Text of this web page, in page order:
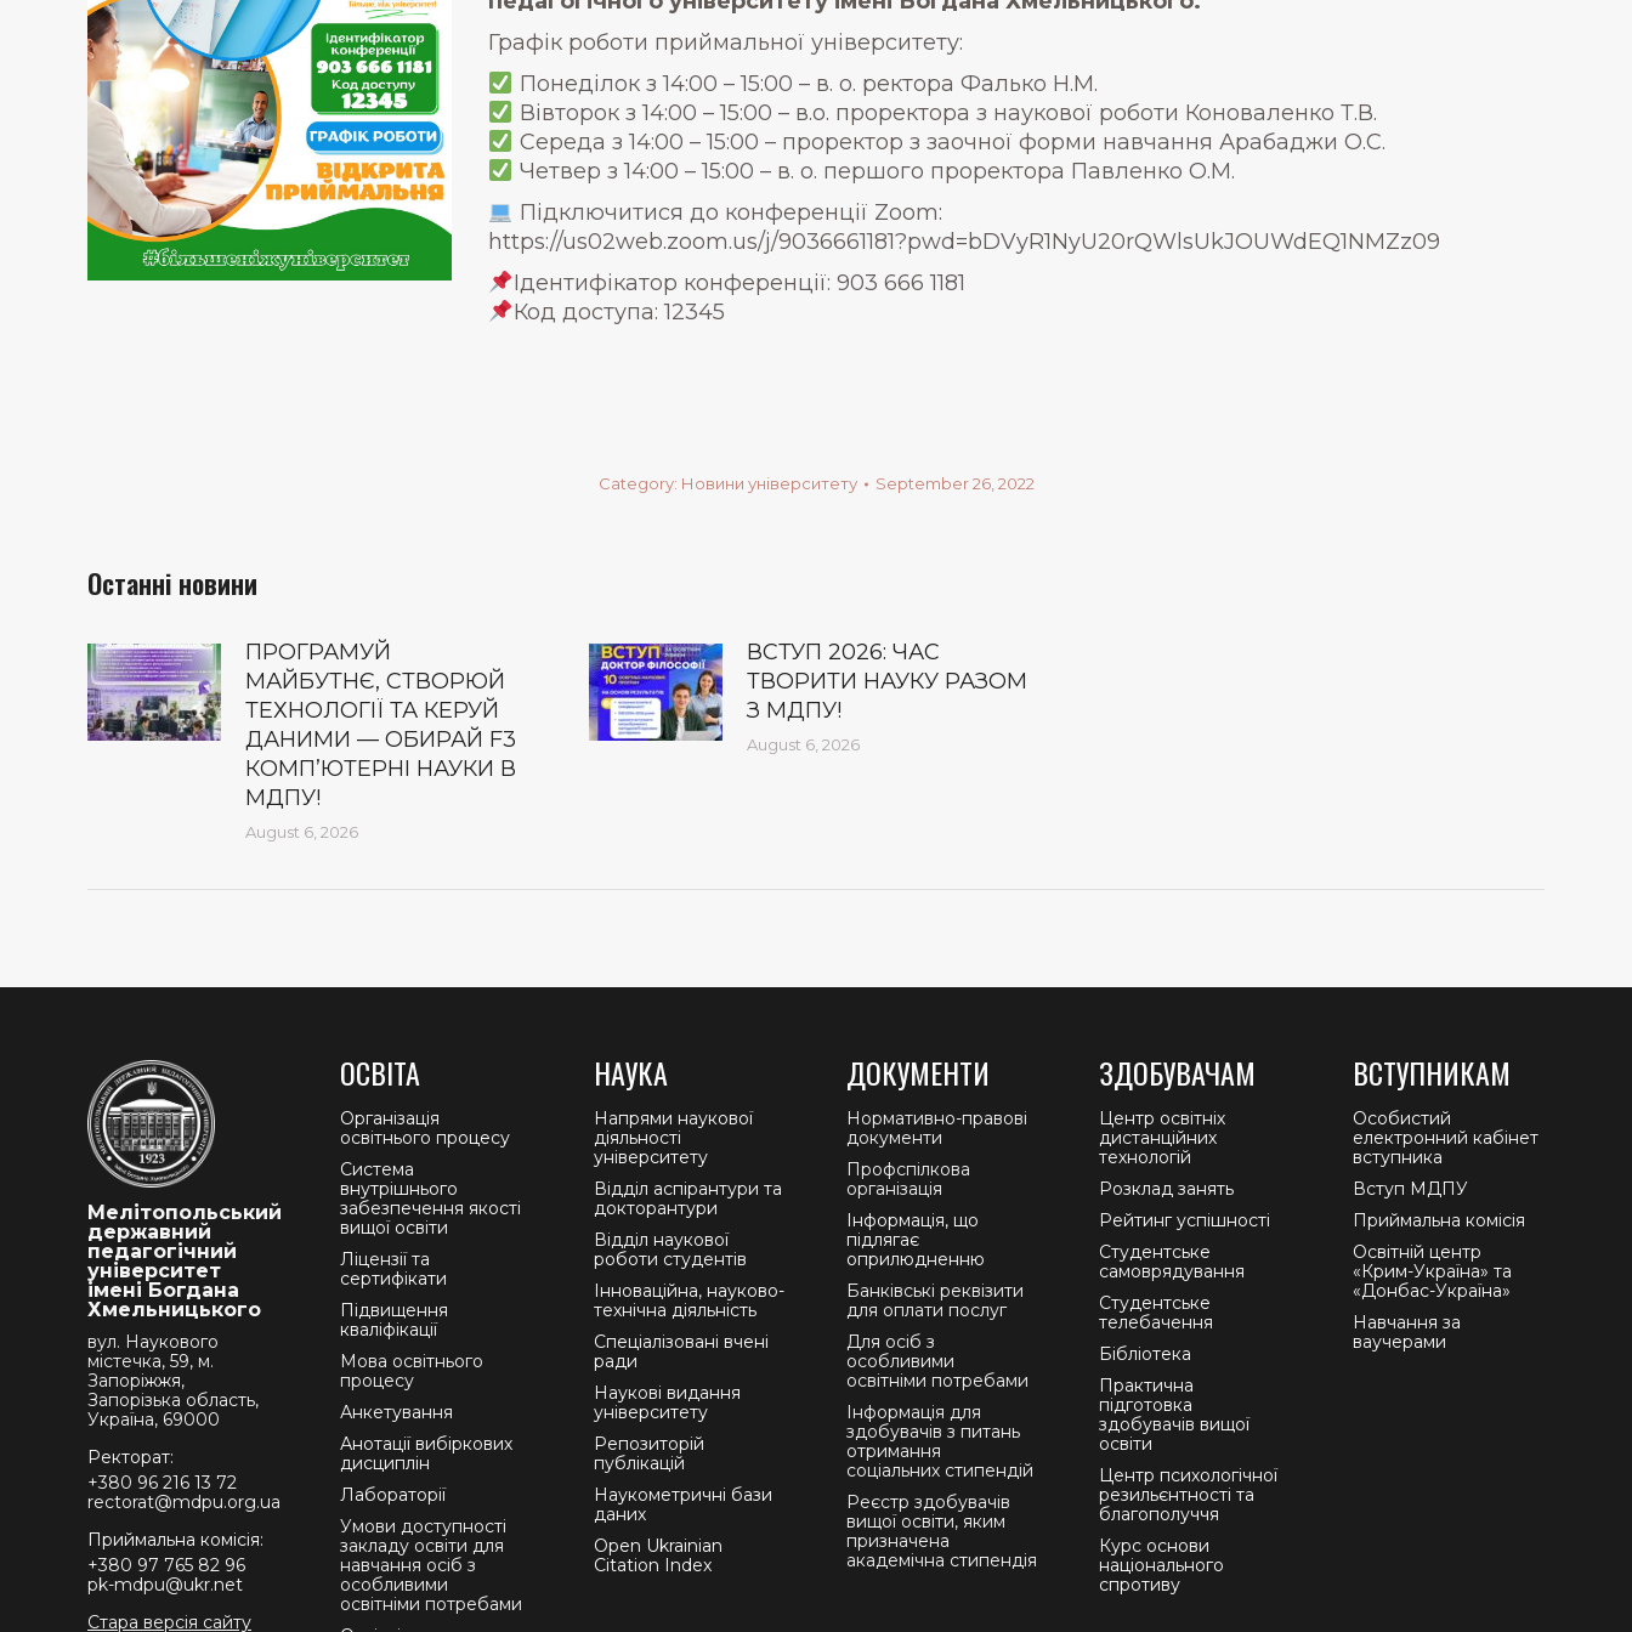
Графік роботи приймальної університету:
Понеділок з 14:00 – 15:00 – в. о. ректора Фалько Н.М.
Вівторок з 14:00 – 15:00 – в.о. проректора з наукової роботи Коноваленко Т.В.
Середа з 14:00 – 15:00 – проректор з заочної форми навчання Арабаджи О.С.
Четвер з 14:00 – 15:00 – в. о. першого проректора Павленко О.М.
Підключитися до конференції Zoom:
https://us02web.zoom.us/j/9036661181?pwd=bDVyR1NyU20rQWlsUkJOUWdEQ1NMZz09
Ідентифікатор конференції: 903 666 1181
Код доступа: 12345
Category: Новини університету September 26, 2022
Останні новини
ПРОГРАМУЙ
МАЙБУТНЄ, СТВОРЮЙ
ТЕХНОЛОГІЇ ТА КЕРУЙ
ДАНИМИ — ОБИРАЙ F3
КОМП’ЮТЕРНІ НАУКИ В
МДПУ!
August 6, 2026
ВСТУП 2026: ЧАС
ТВОРИТИ НАУКУ РАЗОМ
З МДПУ!
August 6, 2026
Мелітопольський
державний
педагогічний
університет
імені Богдана
Хмельницького
вул. Наукового
містечка, 59, м.
Запоріжжя,
Запорізька область,
Україна, 69000
Ректорат:
+380 96 216 13 72
rectorat@mdpu.org.ua
Приймальна комісія:
+380 97 765 82 96
pk-mdpu@ukr.net
Стара версія сайту
ОСВІТА
Організація
освітнього процесу
Система
внутрішнього
забезпечення якості
вищої освіти
Ліцензії та
сертифікати
Підвищення
кваліфікації
Мова освітнього
процесу
Анкетування
Анотації вибіркових
дисциплін
Лабораторії
Умови доступності
закладу освіти для
навчання осіб з
особливими
освітніми потребами
НАУКА
Напрями наукової
діяльності
університету
Відділ аспірантури та
докторантури
Відділ наукової
роботи студентів
Інноваційна, науково-
технічна діяльність
Спеціалізовані вчені
ради
Наукові видання
університету
Репозиторій
публікацій
Наукометричні бази
даних
Open Ukrainian
Citation Index
ДОКУМЕНТИ
Нормативно-правові
документи
Профспілкова
організація
Інформація, що
підлягає
оприлюдненню
Банківські реквізити
для оплати послуг
Для осіб з
особливими
освітніми потребами
Інформація для
здобувачів з питань
отримання
соціальних стипендій
Реєстр здобувачів
вищої освіти, яким
призначена
академічна стипендія
ЗДОБУВАЧАМ
Центр освітніх
дистанційних
технологій
Розклад занять
Рейтинг успішності
Студентське
самоврядування
Студентське
телебачення
Бібліотека
Практична
підготовка
здобувачів вищої
освіти
Центр психологічної
резильєнтності та
благополуччя
Курс основи
національного
спротиву
ВСТУПНИКАМ
Особистий
електронний кабінет
вступника
Вступ МДПУ
Приймальна комісія
Освітній центр
«Крим-Україна» та
«Донбас-Україна»
Навчання за
ваучерами